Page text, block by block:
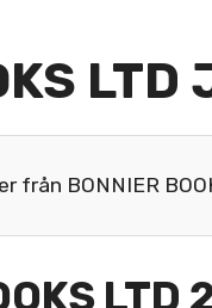
från BONNIER
LTD